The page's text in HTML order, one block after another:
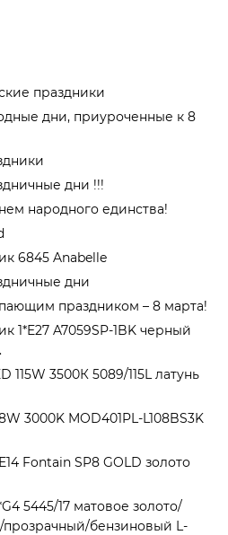
праздники
дни, приуроченные к 8
дни !!!
народного единства!
6845 Anabelle
дни
праздником – 8 марта!
1*E27 A7059SP-1BK черный
115W 3500К 5089/115L латунь
3000K MOD401PL-L108BS3K
Fontain SP8 GOLD золото
5445/17 матовое золото/
бензиновый L-